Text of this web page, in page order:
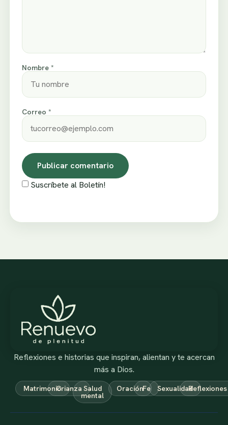
Nombre *
Correo *
Suscríbete al Boletín!
Reflexiones e historias que inspiran, alientan y te acercan
más a Dios.
MatrimonioCrianza Salud
mental
OraciónFe SexualidadReflexiones